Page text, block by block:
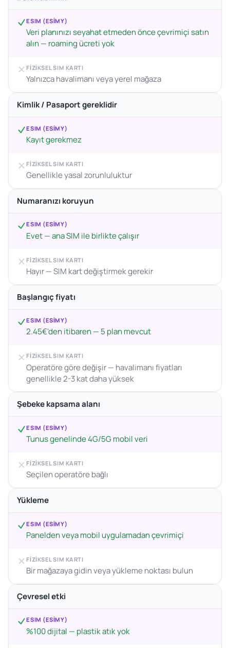
ESIM (ESIMY)
Veri planınızı seyahat etmeden önce çevrimiçi satın
alın — roaming ücreti yok
FIZIKSEL SIM KARTI
Yalnızca havalimanı veya yerel mağaza
Kimlik / Pasaport gereklidir
ESIM (ESIMY)
Kayıt gerekmez
FIZIKSEL SIM KARTI
Genellikle yasal zorunluluktur
Numaranızı koruyun
ESIM (ESIMY)
Evet — ana SIM ile birlikte çalışır
FIZIKSEL SIM KARTI
Hayır — SIM kart değiştirmek gerekir
Başlangıç fiyatı
ESIM (ESIMY)
2.45€'den itibaren — 5 plan mevcut
FIZIKSEL SIM KARTI
Operatöre göre değişir — havalimanı fiyatları
genellikle 2-3 kat daha yüksek
Şebeke kapsama alanı
ESIM (ESIMY)
Tunus genelinde 4G/5G mobil veri
FIZIKSEL SIM KARTI
Seçilen operatöre bağlı
Yükleme
ESIM (ESIMY)
Panelden veya mobil uygulamadan çevrimiçi
FIZIKSEL SIM KARTI
Bir mağazaya gidin veya yükleme noktası bulun
Çevresel etki
ESIM (ESIMY)
%100 dijital — plastik atık yok